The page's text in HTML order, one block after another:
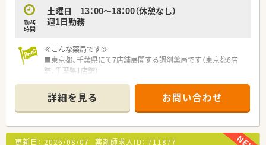
勤務
時間
土曜日 13：00～18：00（休憩なし）
週1日勤務
≪こんな薬局です≫
■東京都、千葉県にて7店舗展開する調剤薬局です（東京都6店
舗、千葉県1店舗）
ご通勤可能です。
ショッピングセンター内に店舗がございます。待ち時間にお買
い物に行かれる患者様も多く、お仕事帰りのお買い物にも便利で
す♪
■薬剤師10名以上在籍、1日の処方箋枚数は100～320枚/日程、
詳細を見る お問い合わせ
更新日： 2026/08/07 薬剤師求人ID： 711877